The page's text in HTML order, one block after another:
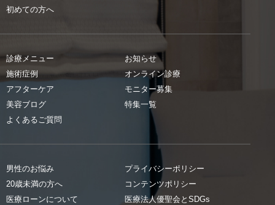
初めての方へ
診療メニュー
施術症例
アフターケア
美容ブログ
よくあるご質問
お知らせ
オンライン診療
モニター募集
特集一覧
男性のお悩み
20歳未満の方へ
医療ローンについて
プライバシーポリシー
コンテンツポリシー
医療法人優聖会とSDGs